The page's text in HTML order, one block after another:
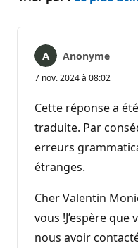
Anonyme
7 nov. 2024 à 08:02
Cette réponse a
traduite. Par
erreurs
étranges.
Cher Valentin
vous !J’espère
nous avoir